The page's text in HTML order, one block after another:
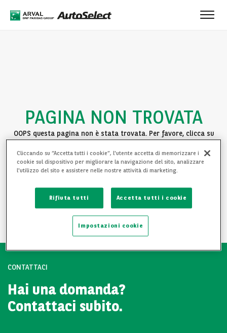
PAGINA NON TROVATA
OOPS questa pagina non è stata trovata. Per favore, clicca su
TORNA ALLA HOMEPAGE
CONTATTACI
Hai una domanda?
Contattaci subito.
Cliccando su “Accetta tutti i cookie”, l'utente accetta di memorizzare i
cookie sul dispositivo per migliorare la navigazione del sito, analizzare
l'utilizzo del sito e assistere nelle nostre attività di marketing.
Rifiuta tutti Accetta tutti i cookie
Impostazioni cookie